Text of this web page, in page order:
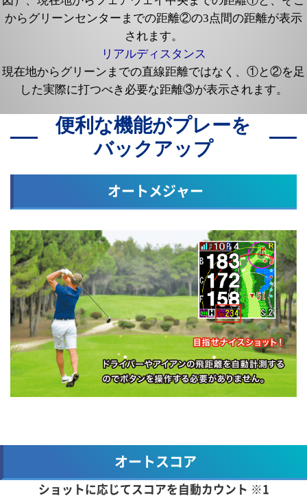
からグリーンセンターまでの距離②の3点間の距離が表示
されます。
リアルディスタンス
現在地からグリーンまでの直線距離ではなく、①と②を足
した実際に打つべき必要な距離③が表示されます。
便利な機能がプレーを
バックアップ
オートメジャー
オートスコア
ショットに応じてスコアを自動カウント ※1